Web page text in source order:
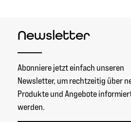
Newsletter
Abonniere jetzt einfach unseren
Newsletter, um rechtzeitig über
Produkte und Angebote
werden.